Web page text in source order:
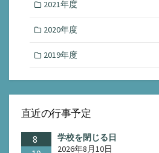
2021年度
2020年度
2019年度
直近の行事予定
8
学校を閉じる日
2026年8月10日